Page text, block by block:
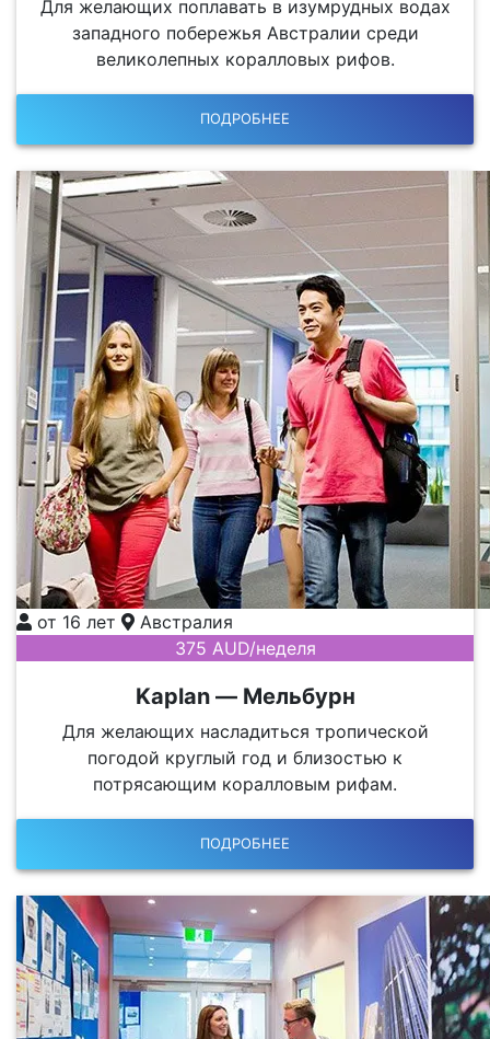
Для желающих поплавать в изумрудных водах
западного побережья Австралии среди
великолепных коралловых рифов.
ПОДРОБНЕЕ
от 16 лет
Австралия
375 AUD/неделя
Kaplan — Мельбурн
Для желающих насладиться тропической
погодой круглый год и близостью к
потрясающим коралловым рифам.
ПОДРОБНЕЕ